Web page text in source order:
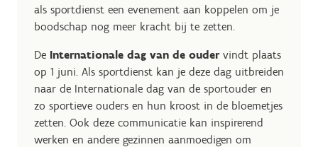
als sportdienst een evenement aan koppelen om je
boodschap nog meer kracht bij te zetten.
De Internationale dag van de oudervindt plaats
op 1 juni. Als sportdienst kan je deze dag uitbreiden
naar de Internationale dag van de sportouder en
zo sportieve ouders en hun kroost in de bloemetjes
zetten. Ook deze communicatie kan inspirerend
werken en andere gezinnen aanmoedigen om